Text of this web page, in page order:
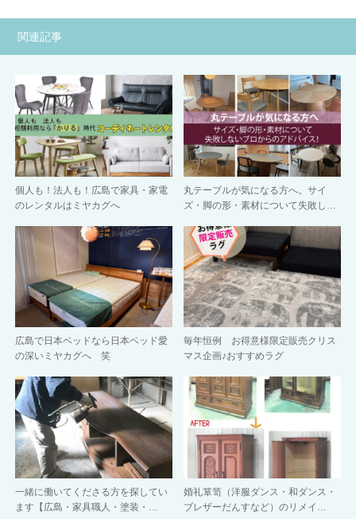
関連記事
個人も！法人も！広島で家具・家電
のレンタルはミヤカグへ
丸テーブルが気になる方へ。サイ
ズ・脚の形・素材について失敗し…
広島で日本ベッドなら日本ベッド愛
の深いミヤカグへ 笑
毎年恒例 お得意様限定販売クリス
マス企画♪おすすめラグ
一緒に働いてくださる方を探してい
ます【広島・家具職人・塗装・…
婚礼箪笥（洋服ダンス・和ダンス・
ブレザーだんすなど）のリメイ…